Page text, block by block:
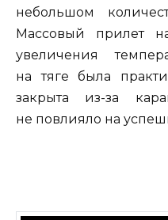
небольшом
Массовый прилет
увеличения
на тяге была
закрыта из-за
не повлияло на